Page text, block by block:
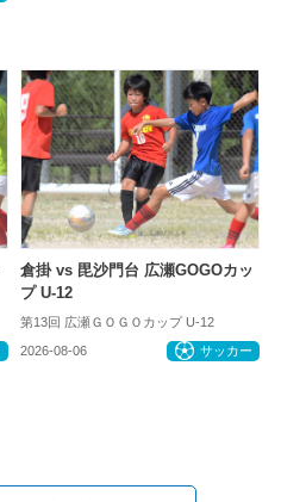
倉掛 vs 毘沙門台 広瀬GOGOカッ
プ U-12
第13回 広瀬ＧＯＧＯカップ U-12
2026-08-06 サッカー